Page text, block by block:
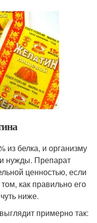
из белка, и организму
нужды. Препарат
ценностью, если
как правильно его
ниже.
примерно так: